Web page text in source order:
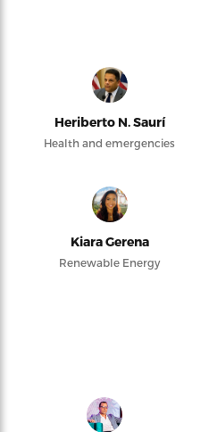
Heriberto N. Saurí
Health and emergencies
Kiara Gerena
Renewable Energy